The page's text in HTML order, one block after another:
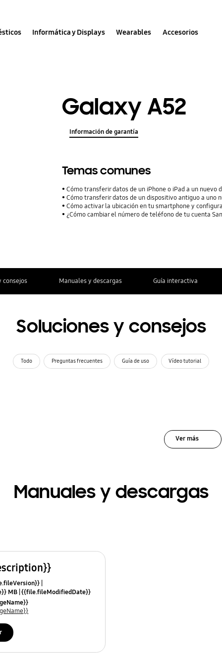
Informática y Displays Wearables Accesorios
Galaxy A52
Información de garantía
Temas comunes
Cómo transferir datos de un iPhone o iPad a un nuevo
Cómo transferir datos de un dispositivo antiguo a uno
Cómo activar la ubicación en tu smartphone y
¿Cómo cambiar el número de teléfono de tu cuenta
consejos Manuales y descargas Guía interactiva
Soluciones y consejos
Todo Preguntas frecuentes Guía de uso Vídeo tutorial
Ver más
Manuales y descargas
MB {{file.fileModifiedDate}}